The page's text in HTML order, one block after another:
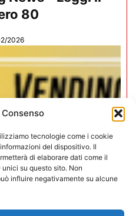
tecnologie come i cookie
del dispositivo. Il
di elaborare dati come il
su questo sito. Non
influire negativamente su alcune
80
2026